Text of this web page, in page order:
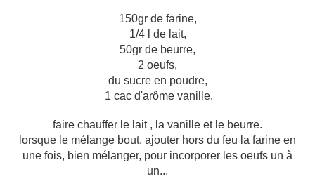
150gr de farine,
1/4 l de lait,
50gr de beurre,
2 oeufs,
du sucre en poudre,
1 cac d'arôme vanille.
faire chauffer le lait , la vanille et le beurre.
lorsque le mélange bout, ajouter hors du feu la farine en
une fois, bien mélanger, pour incorporer les oeufs un à
un...